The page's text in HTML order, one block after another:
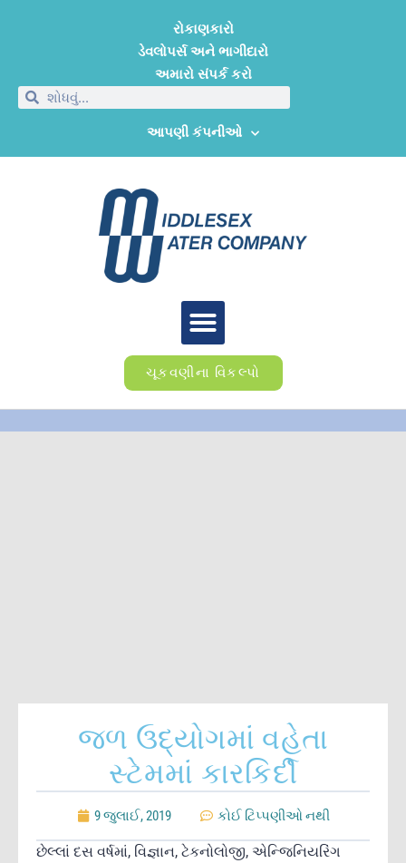
રોકાણકારો
ડેવલોપર્સ અને ભાગીદારો
અમારો સંપર્ક કરો
આપણી કંપનીઓ
ચૂકવણીના વિકલ્પો
જળ ઉદ્યોગમાં વહેતા
સ્ટેમમાં કારકિર્દી
9 જુલાઈ, 2019 કોઈ ટિપ્પણીઓ નથી
છેલ્લાં દસ વર્ષમાં, વિજ્ઞાન, ટેકનોલોજી, એન્જિનિયરિંગ